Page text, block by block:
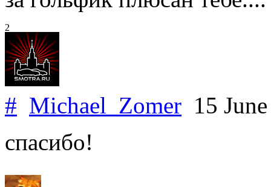
2
# Michael_Zomer 15
спасибо!